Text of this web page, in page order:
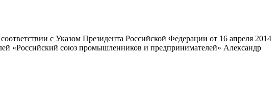
с Указом Президента Российской Федерации от 16 апреля 2014
«Российский союз промышленников и предпринимателей» Александр